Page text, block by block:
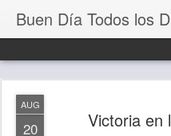
Buen Día Todos los
AUG
20 Victoria en